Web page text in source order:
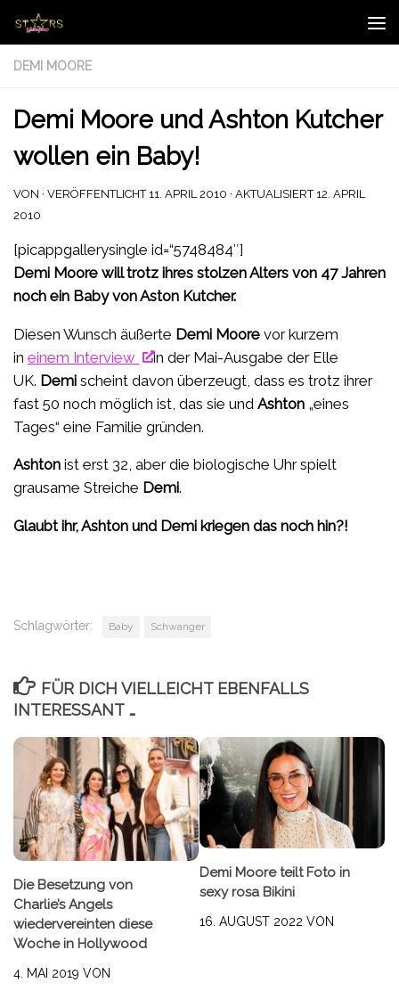
Zum Inhalt springen
DEMI MOORE
Demi Moore und Ashton Kutcher
wollen ein Baby!
VON · VERÖFFENTLICHT 11. APRIL 2010 · AKTUALISIERT 12. APRIL
2010
[picappgallerysingle id=“5748484″]
Demi Moore will trotz ihres stolzen Alters von 47 Jahren
noch ein Baby von Aston Kutcher.
Diesen Wunsch äußerte Demi Moore vor kurzem
in einem Interview
in der Mai-Ausgabe der Elle
UK. Demi scheint davon überzeugt, dass es trotz ihrer
fast 50 noch möglich ist, das sie und Ashton „eines
Tages“ eine Familie gründen.
Ashton ist erst 32, aber die biologische Uhr spielt
grausame Streiche Demi.
Glaubt ihr,Ashton und Demi kriegen das noch hin?!
Schlagwörter: Baby Schwanger
FÜR DICH VIELLEICHT EBENFALLS
INTERESSANT …
Die Besetzung von
Charlie’s Angels
wiedervereinten diese
Woche in Hollywood
4. MAI 2019 VON
Demi Moore teilt Foto in
sexy rosa Bikini
16. AUGUST 2022 VON